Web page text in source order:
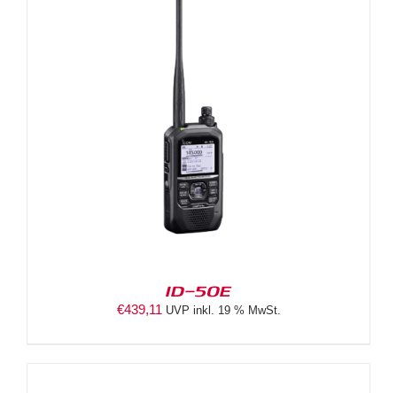
ID-50E
€439,11 UVP inkl. 19 % MwSt.